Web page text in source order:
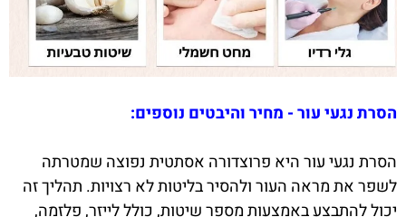
הסרת נגעי עור - מחיר והיבטים נוספים:
הסרת נגעי עור היא פרוצדורה אסתטית נפוצה שמטרתה
לשפר את מראה העור ולהסיר בליטות לא רצויות. תהליך זה
יכול להתבצע באמצעות מספר שיטות, כולל לייזר, פלזמה,